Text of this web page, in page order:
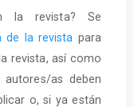
la revista? Se
de la revista para
revista, así como
autores/as deben
o, si ya están